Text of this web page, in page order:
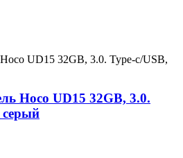
Hoco UD15 32GB, 3.0.
серый